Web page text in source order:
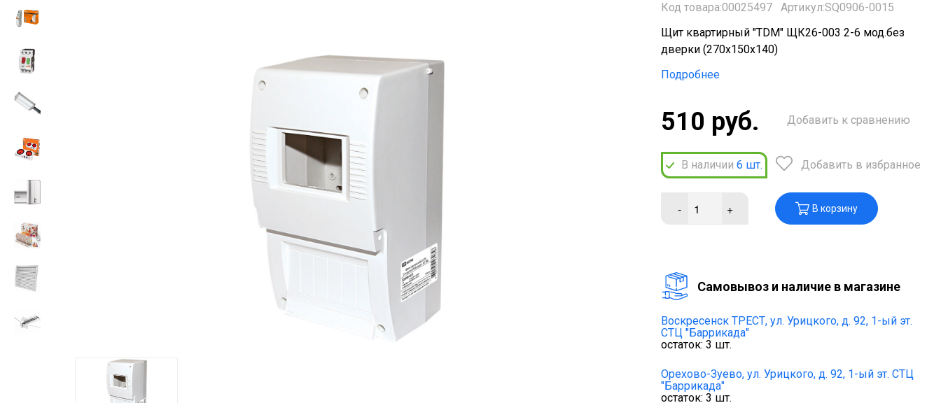
Код товара:00025497
Артикул:SQ0906-0015
Щит квартирный "TDM" ЩК26-003 2-6 мод.без
дверки (270х150х140)
Подробнее
510 руб.
В наличии 6 шт.
Добавить к сравнению
Добавить в избранное
- + В корзину
Cамовывоз и наличие в магазине
Воскресенск ТРЕСТ, ул. Урицкого, д. 92, 1-ый эт.
СТЦ "Баррикада"
остаток: 3 шт.
Орехово-Зуево, ул. Урицкого, д. 92, 1-ый эт. СТЦ
"Баррикада"
остаток: 3 шт.